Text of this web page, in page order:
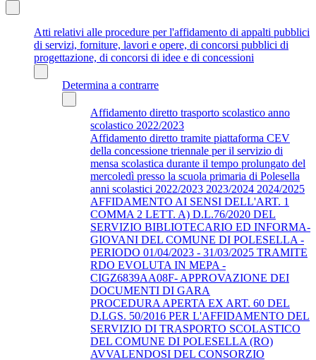
Atti relativi alle procedure per l'affidamento di appalti pubblici
di servizi, forniture, lavori e opere, di concorsi pubblici di
progettazione, di concorsi di idee e di concessioni
Determina a contrarre
Affidamento diretto trasporto scolastico anno
scolastico 2022/2023
Affidamento diretto tramite piattaforma CEV
della concessione triennale per il servizio di
mensa scolastica durante il tempo prolungato del
mercoledì presso la scuola primaria di Polesella
anni scolastici 2022/2023 2023/2024 2024/2025
AFFIDAMENTO AI SENSI DELL'ART. 1
COMMA 2 LETT. A) D.L.76/2020 DEL
SERVIZIO BIBLIOTECARIO ED INFORMA-
GIOVANI DEL COMUNE DI POLESELLA -
PERIODO 01/04/2023 - 31/03/2025 TRAMITE
RDO EVOLUTA IN MEPA -
CIGZ6839AA08F- APPROVAZIONE DEI
DOCUMENTI DI GARA
PROCEDURA APERTA EX ART. 60 DEL
D.LGS. 50/2016 PER L'AFFIDAMENTO DEL
SERVIZIO DI TRASPORTO SCOLASTICO
DEL COMUNE DI POLESELLA (RO)
AVVALENDOSI DEL CONSORZIO